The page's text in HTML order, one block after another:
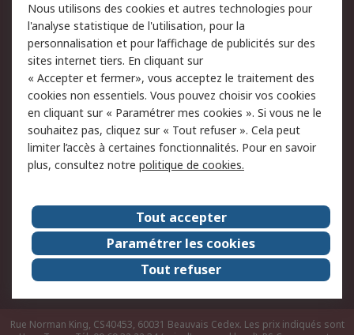
du site
Politique de protection
des données - Mise à
jour
Sécurité des E-mails
Conditions générales
de vente
Politique anti-
corruption
Campagnes marketing
A propos de RS
A propos de RS France
Evénements
Le groupe RS Group Plc
Presse
RS dans le monde
Démarche RSE
Nous rejoindre
RS Particuliers
Rue Norman King, CS40453, 60031 Beauvais Cedex. Les prix indiqués sont
Nous utilisons des cookies et autres technologies pour
l'analyse statistique de l'utilisation, pour la
personnalisation et pour l’affichage de publicités sur des
sites internet tiers. En cliquant sur
« Accepter et fermer», vous acceptez le traitement des
cookies non essentiels. Vous pouvez choisir vos cookies
en cliquant sur « Paramétrer mes cookies ». Si vous ne le
souhaitez pas, cliquez sur « Tout refuser ». Cela peut
limiter l’accès à certaines fonctionnalités. Pour en savoir
plus, consultez notre politique de cookies.
Tout accepter
Paramétrer les cookies
Tout refuser